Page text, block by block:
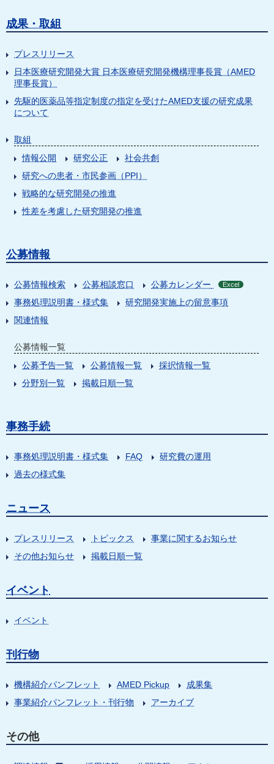
成果・取組
プレスリリース
日本医療研究開発大賞 日本医療研究開発機構理事長賞（AMED
理事長賞）
先駆的医薬品等指定制度の指定を受けたAMED支援の研究成果
について
取組
情報公開
研究公正
社会共創
研究への患者・市民参画（PPI）
戦略的な研究開発の推進
性差を考慮した研究開発の推進
公募情報
公募情報検索 公募相談窓口 公募カレンダー Excel
事務処理説明書・様式集
研究開発実施上の留意事項
関連情報
公募情報一覧
公募予告一覧
公募情報一覧
採択情報一覧
分野別一覧
掲載日順一覧
事務手続
事務処理説明書・様式集 FAQ
研究費の運用
過去の様式集
ニュース
プレスリリース トピックス
事業に関するお知らせ
その他お知らせ
掲載日順一覧
イベント
イベント
刊行物
機構紹介パンフレット AMED Pickup
成果集
事業紹介パンフレット・刊行物
アーカイブ
その他